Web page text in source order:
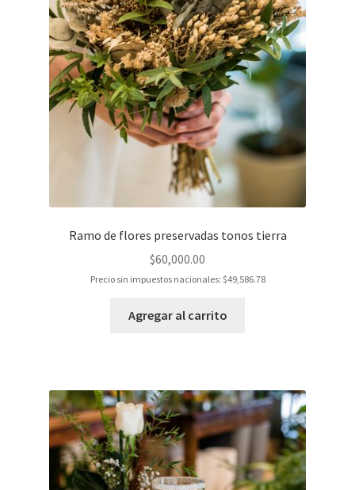
Ramo de flores preservadas tonos tierra
$60,000.00
Precio sin impuestos nacionales: $49,586.78
Agregar al carrito